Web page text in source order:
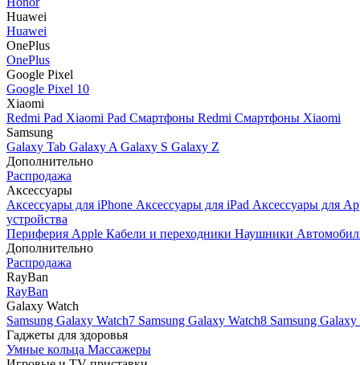
Huawei
Huawei
OnePlus
OnePlus
Google Pixel
Google Pixel 10
Xiaomi
Redmi Pad Xiaomi Pad Смартфоны Redmi Смартфоны Xiaomi
Samsung
Galaxy Tab Galaxy A Galaxy S Galaxy Z
Дополнительно
Распродажа
Аксессуары
Аксессуары для iPhone Аксессуары для iPad Аксессуары для
устройства
Периферия Apple Кабели и переходники Наушники
Дополнительно
Распродажа
RayBan
RayBan
Galaxy Watch
Samsung Galaxy Watch7 Samsung Galaxy Watch8 Samsung
Гаджеты для здоровья
Умные кольца Массажеры